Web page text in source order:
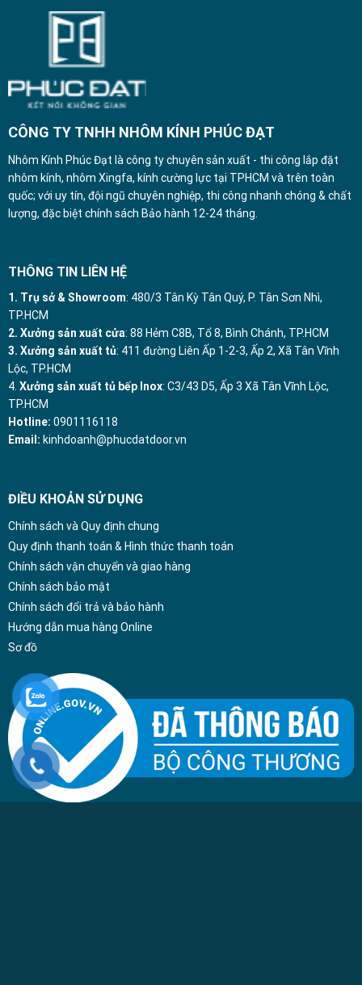
CÔNG TY TNHH NHÔM KÍNH PHÚC ĐẠT
Nhôm Kính Phúc Đạt là công ty chuyên sản xuất - thi công lắp đặt
nhôm kính, nhôm Xingfa, kính cường lực tại TPHCM và trên toàn
quốc; với uy tín, đội ngũ chuyên nghiệp, thi công nhanh chóng & chất
lượng, đặc biệt chính sách Bảo hành 12-24 tháng.
THÔNG TIN LIÊN HỆ
1. Trụ sở & Showroom: 480/3 Tân Kỳ Tân Quý, P. Tân Sơn Nhì,
TP.HCM
2. Xưởng sản xuất cửa: 88 Hẻm C8B, Tổ 8, Bình Chánh, TP.HCM
3. Xưởng sản xuất tủ: 411 đường Liên Ấp 1-2-3, Ấp 2, Xã Tân Vĩnh
Lộc, TP.HCM
4. Xưởng sản xuất tủ bếp Inox: C3/43 D5, Ấp 3 Xã Tân Vĩnh Lộc,
TP.HCM
Hotline: 0901116118
Email: kinhdoanh@phucdatdoor.vn
ĐIỀU KHOẢN SỬ DỤNG
Chính sách và Quy định chung
Quy định thanh toán & Hình thức thanh toán
Chính sách vận chuyển và giao hàng
Chính sách bảo mật
Chính sách đổi trả và bảo hành
Hướng dẫn mua hàng Online
Sơ đồ